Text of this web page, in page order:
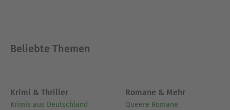
Beliebte Themen
Krimi & Thriller
Krimis aus Deutschland
Romane & Mehr
Queere Romane